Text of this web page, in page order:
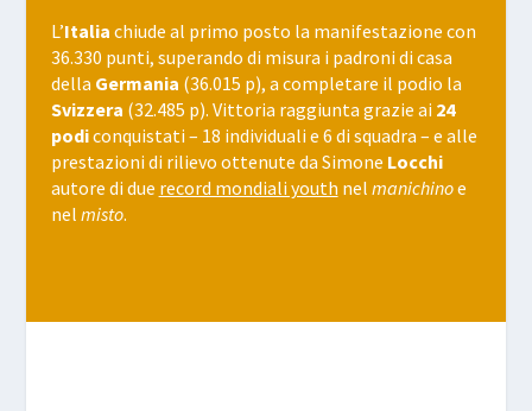
L’Italia chiude al primo posto la manifestazione con
36.330 punti, superando di misura i padroni di casa
della Germania (36.015 p), a completare il podio la
Svizzera (32.485 p). Vittoria raggiunta grazie ai24
podiconquistati – 18 individuali e 6 di squadra – e alle
prestazioni di rilievo ottenute da Simone Locchi
autore di due record mondiali youth nel manichinoe
nel misto.